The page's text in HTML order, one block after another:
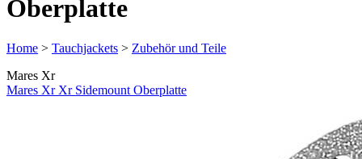
Oberplatte
Home > Tauchjackets > Zubehör und Teile
Mares Xr
Mares Xr Xr Sidemount Oberplatte